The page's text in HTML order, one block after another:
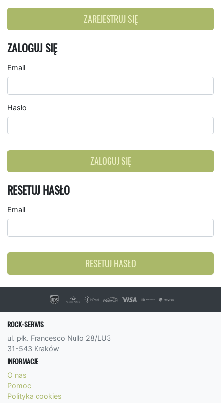
ZAREJESTRUJ SIĘ
ZALOGUJ SIĘ
Email
Hasło
ZALOGUJ SIĘ
RESETUJ HASŁO
Email
RESETUJ HASŁO
ROCK-SERWIS
ul. płk. Francesco Nullo 28/LU3
31-543 Kraków
INFORMACJE
O nas
Pomoc
Polityka cookies